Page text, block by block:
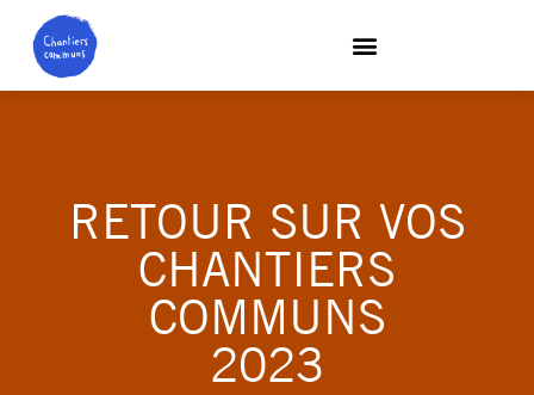
RETOUR SUR VOS
CHANTIERS
COMMUNS
2023